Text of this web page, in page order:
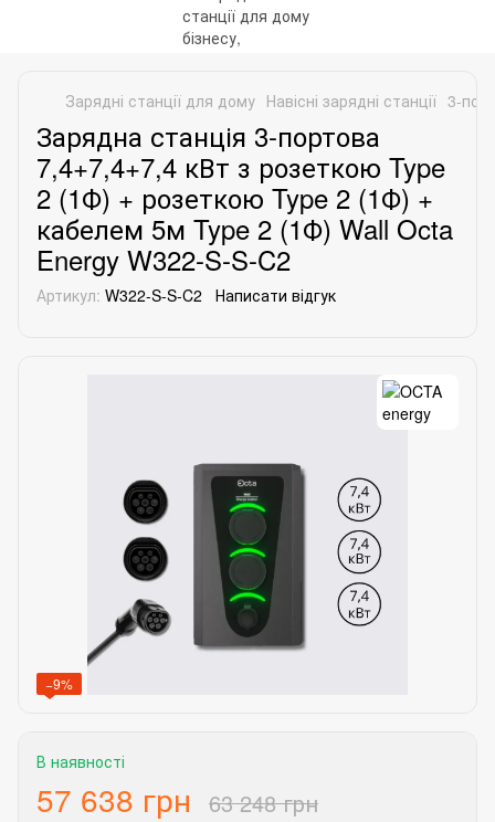
Зарядні станції для дому Навісні зарядні станції 3-
Зарядна станція 3-портова
7,4+7,4+7,4 кВт з розеткою Type
2 (1Ф) + розеткою Type 2 (1Ф) +
кабелем 5м Type 2 (1Ф) Wall Octa
Energy W322-S-S-C2
Артикул: W322-S-S-C2 Написати відгук
−9%
В наявності
57 638 грн 63 248 грн